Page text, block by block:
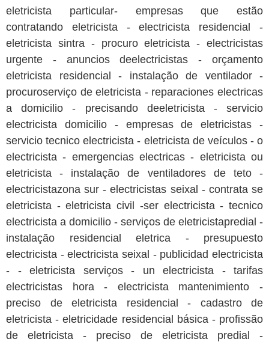
eletricista particular- empresas que estão
contratando eletricista - electricista residencial -
eletricista sintra - procuro eletricista - electricistas
urgente - anuncios deelectricistas - orçamento
eletricista residencial - instalação de ventilador -
procuroserviço de eletricista - reparaciones electricas
a domicilio - precisando deeletricista - servicio
electricista domicilio - empresas de eletricistas -
servicio tecnico electricista - eletricista de veículos - o
electricista - emergencias electricas - eletricista ou
eletricista - instalação de ventiladores de teto -
electricistazona sur - electricistas seixal - contrata se
eletricista - eletricista civil -ser electricista - tecnico
electricista a domicilio - serviços de eletricistapredial -
instalação residencial eletrica - presupuesto
electricista - electricista seixal - publicidad electricista
- - eletricista serviços - un electricista - tarifas
electricistas hora - electricista mantenimiento -
preciso de eletricista residencial - cadastro de
eletricista - eletricidade residencial básica - profissão
de eletricista - preciso de eletricista predial -